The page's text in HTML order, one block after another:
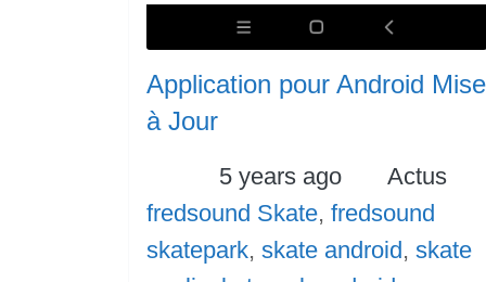
Application pour Android Mise
à Jour
Posted
5 years ago
Actus
Tags
fredsound Skate, fredsound
skatepark, skate android, skate